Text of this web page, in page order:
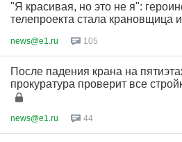
"Я красивая, но это не я":
телепроекта стала крановщица
news@e1.ru 105
После падения крана на
прокуратура проверит все
news@e1.ru 44